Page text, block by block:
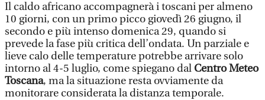
Il caldo africano accompagnerà i toscani per almeno
10 giorni, con un primo picco giovedì 26 giugno, il
secondo e più intenso domenica 29, quando si
prevede la fase più critica dell’ondata. Un parziale e
lieve calo delle temperature potrebbe arrivare solo
intorno al 4-5 luglio, come spiegano dal Centro Meteo
Toscana, ma la situazione resta ovviamente da
monitorare considerata la distanza temporale.